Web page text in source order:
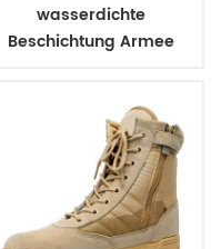
wasserdichte
Beschichtung Armee